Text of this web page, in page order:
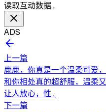
读取互动数据…
ADS
上一篇
鹿鹿，你真是一个温柔可爱
和你相处真的超舒服，温柔
让人放心，性...
下一篇